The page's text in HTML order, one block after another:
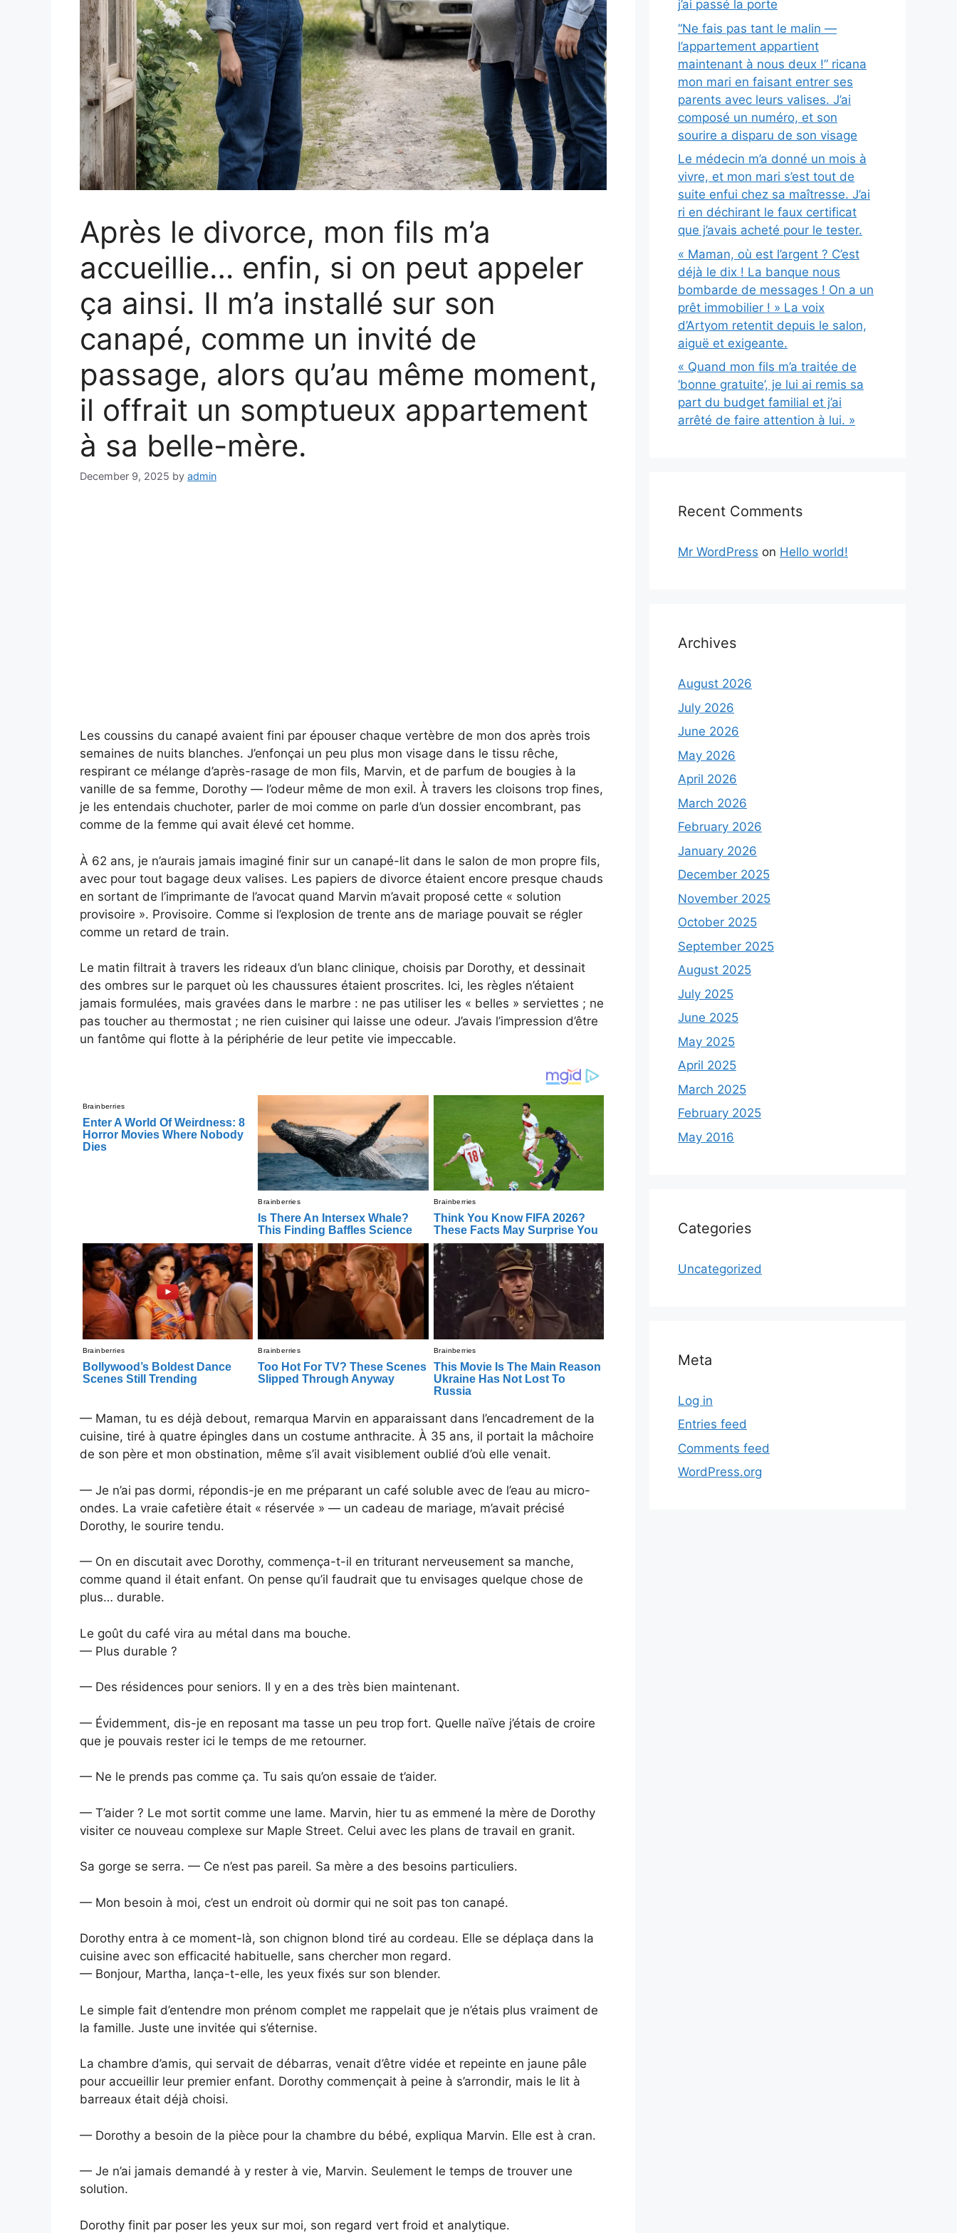
Après le divorce, mon fils m’a
accueillie… enfin, si on peut appeler
ça ainsi. Il m’a installé sur son
canapé, comme un invité de
passage, alors qu’au même moment,
il offrait un somptueux appartement
à sa belle-mère.
December 9, 2025 by admin
Les coussins du canapé avaient fini par épouser chaque vertèbre de mon dos après trois
semaines de nuits blanches. J’enfonçai un peu plus mon visage dans le tissu rêche,
respirant ce mélange d’après-rasage de mon fils, Marvin, et de parfum de bougies à la
vanille de sa femme, Dorothy — l’odeur même de mon exil. À travers les cloisons trop fines,
je les entendais chuchoter, parler de moi comme on parle d’un dossier encombrant, pas
comme de la femme qui avait élevé cet homme.
À 62 ans, je n’aurais jamais imaginé finir sur un canapé-lit dans le salon de mon propre fils,
avec pour tout bagage deux valises. Les papiers de divorce étaient encore presque chauds
en sortant de l’imprimante de l’avocat quand Marvin m’avait proposé cette « solution
provisoire ». Provisoire. Comme si l’explosion de trente ans de mariage pouvait se régler
comme un retard de train.
Le matin filtrait à travers les rideaux d’un blanc clinique, choisis par Dorothy, et dessinait
des ombres sur le parquet où les chaussures étaient proscrites. Ici, les règles n’étaient
jamais formulées, mais gravées dans le marbre : ne pas utiliser les « belles » serviettes ; ne
pas toucher au thermostat ; ne rien cuisiner qui laisse une odeur. J’avais l’impression d’être
un fantôme qui flotte à la périphérie de leur petite vie impeccable.
— Maman, tu es déjà debout, remarqua Marvin en apparaissant dans l’encadrement de la
cuisine, tiré à quatre épingles dans un costume anthracite. À 35 ans, il portait la mâchoire
de son père et mon obstination, même s’il avait visiblement oublié d’où elle venait.
— Je n’ai pas dormi, répondis-je en me préparant un café soluble avec de l’eau au micro-
ondes. La vraie cafetière était « réservée » — un cadeau de mariage, m’avait précisé
Dorothy, le sourire tendu.
— On en discutait avec Dorothy, commença-t-il en triturant nerveusement sa manche,
comme quand il était enfant. On pense qu’il faudrait que tu envisages quelque chose de
plus… durable.
Le goût du café vira au métal dans ma bouche.
— Plus durable ?
— Des résidences pour seniors. Il y en a des très bien maintenant.
— Évidemment, dis-je en reposant ma tasse un peu trop fort. Quelle naïve j’étais de croire
que je pouvais rester ici le temps de me retourner.
— Ne le prends pas comme ça. Tu sais qu’on essaie de t’aider.
— T’aider ? Le mot sortit comme une lame. Marvin, hier tu as emmené la mère de Dorothy
visiter ce nouveau complexe sur Maple Street. Celui avec les plans de travail en granit.
Sa gorge se serra. — Ce n’est pas pareil. Sa mère a des besoins particuliers.
— Mon besoin à moi, c’est un endroit où dormir qui ne soit pas ton canapé.
Dorothy entra à ce moment-là, son chignon blond tiré au cordeau. Elle se déplaça dans la
cuisine avec son efficacité habituelle, sans chercher mon regard.
— Bonjour, Martha, lança-t-elle, les yeux fixés sur son blender.
Le simple fait d’entendre mon prénom complet me rappelait que je n’étais plus vraiment de
la famille. Juste une invitée qui s’éternise.
La chambre d’amis, qui servait de débarras, venait d’être vidée et repeinte en jaune pâle
pour accueillir leur premier enfant. Dorothy commençait à peine à s’arrondir, mais le lit à
barreaux était déjà choisi.
— Dorothy a besoin de la pièce pour la chambre du bébé, expliqua Marvin. Elle est à cran.
— Je n’ai jamais demandé à y rester à vie, Marvin. Seulement le temps de trouver une
solution.
Dorothy finit par poser les yeux sur moi, son regard vert froid et analytique.
j’ai passé la porte
“Ne fais pas tant le malin —
l’appartement appartient
maintenant à nous deux !” ricana
mon mari en faisant entrer ses
parents avec leurs valises. J’ai
composé un numéro, et son
sourire a disparu de son visage
Le médecin m’a donné un mois à
vivre, et mon mari s’est tout de
suite enfui chez sa maîtresse. J’ai
ri en déchirant le faux certificat
que j’avais acheté pour le tester.
« Maman, où est l’argent ? C’est
déjà le dix ! La banque nous
bombarde de messages ! On a un
prêt immobilier ! » La voix
d’Artyom retentit depuis le salon,
aiguë et exigeante.
« Quand mon fils m’a traitée de
‘bonne gratuite’, je lui ai remis sa
part du budget familial et j’ai
arrêté de faire attention à lui. »
Recent Comments
Mr WordPress on Hello world!
Archives
August 2026
July 2026
June 2026
May 2026
April 2026
March 2026
February 2026
January 2026
December 2025
November 2025
October 2025
September 2025
August 2025
July 2025
June 2025
May 2025
April 2025
March 2025
February 2025
May 2016
Categories
Uncategorized
Meta
Log in
Entries feed
Comments feed
WordPress.org